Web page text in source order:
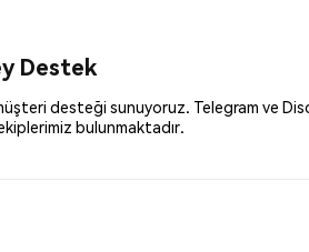
Destek
desteği sunuyoruz. Telegram ve
bulunmaktadır.